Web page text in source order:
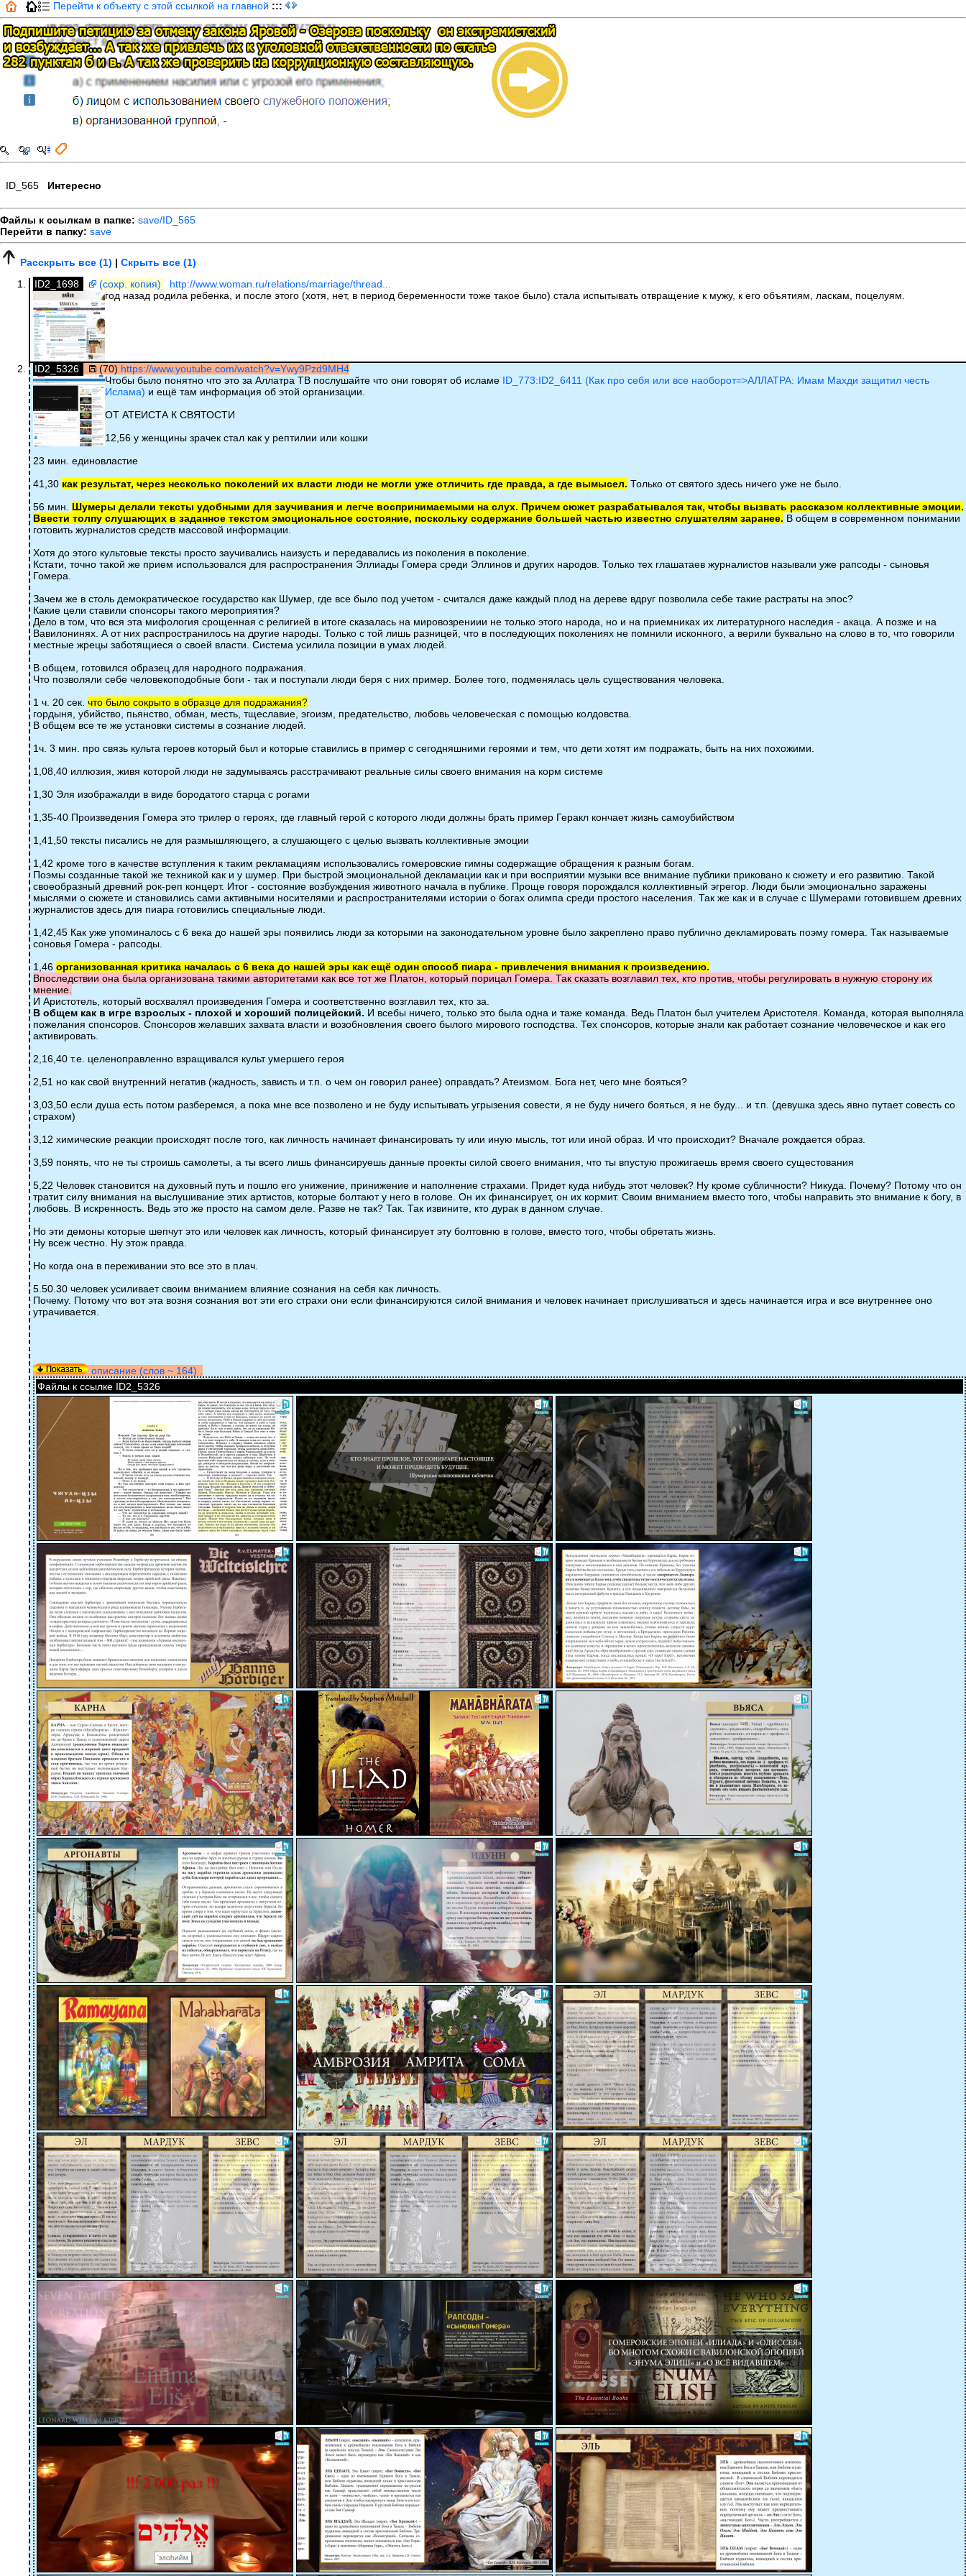
Перейти к объекту с этой ссылкой на главной :::
ID_565 Интересно
Файлы к ссылкам в папке: save/ID_565
Перейти в папку: save
Расскрыть все (1) | Скрыть все (1)
ID2_1698
(сохр. копия)
http://www.woman.ru/relations/marriage/thread...
год назад родила ребенка, и после этого (хотя, нет, в период беременности тоже такое было) стала испытывать отвращение к мужу, к его объятиям, ласкам, поцелуям.
ID2_5326 (70) https://www.youtube.com/watch?v=Ywy9Pzd9MH4
Чтобы было понятно что это за Аллатра ТВ послушайте что они говорят об исламе ID_773:ID2_6411 (Как про себя или все наоборот=>АЛЛАТРА: Имам Махди защитил честь
Ислама) и ещё там информация об этой организации.
ОТ АТЕИСТА К СВЯТОСТИ
12,56 у женщины зрачек стал как у рептилии или кошки
23 мин. единовластие
41,30 как результат, через несколько поколений их власти люди не могли уже отличить где правда, а где вымысел. Только от святого здесь ничего уже не было.
56 мин. Шумеры делали тексты удобными для заучивания и легче воспринимаемыми на слух. Причем сюжет разрабатывался так, чтобы вызвать рассказом коллективные эмоции.
Ввести толпу слушающих в заданное текстом эмоциональное состояние, поскольку содержание большей частью известно слушателям заранее. В общем в современном понимании
готовить журналистов средств массовой информации.
Хотя до этого культовые тексты просто заучивались наизусть и передавались из поколения в поколение.
Кстати, точно такой же прием использовался для распространения Эллиады Гомера среди Эллинов и других народов. Только тех глашатаев журналистов называли уже рапсоды - сыновья
Гомера.
Зачем же в столь демократическое государство как Шумер, где все было под учетом - считался даже каждый плод на дереве вдруг позволила себе такие растраты на эпос?
Какие цели ставили спонсоры такого мероприятия?
Дело в том, что вся эта мифология срощенная с религией в итоге сказалась на мировозрениии не только этого народа, но и на приемниках их литературного наследия - акаца. А позже и на
Вавилонинях. А от них распространилось на другие народы. Только с той лишь разницей, что в последующих поколениях не помнили исконного, а верили буквально на слово в то, что говорили
местные жрецы заботящиеся о своей власти. Система усилила позиции в умах людей.
В общем, готовился образец для народного подражания.
Что позволяли себе человекоподобные боги - так и поступали люди беря с них пример. Более того, подменялась цель существования человека.
1 ч. 20 сек. что было сокрыто в образце для подражания?
гордыня, убийство, пьянство, обман, месть, тщеславие, эгоизм, предательство, любовь человеческая с помощью колдовства.
В общем все те же установки системы в сознание людей.
1ч. 3 мин. про связь культа героев который был и которые ставились в пример с сегодняшними героями и тем, что дети хотят им подражать, быть на них похожими.
1,08,40 иллюзия, живя которой люди не задумываясь расстрачивают реальные силы своего внимания на корм системе
1,30 Эля изображалди в виде бородатого старца с рогами
1,35-40 Произведения Гомера это трилер о героях, где главный герой с которого люди должны брать пример Геракл кончает жизнь самоубийством
1,41,50 тексты писались не для размышляющего, а слушающего с целью вызвать коллективные эмоции
1,42 кроме того в качестве вступления к таким рекламациям использовались гомеровские гимны содержащие обращения к разным богам.
Поэмы созданные такой же техникой как и у шумер. При быстрой эмоциональной декламации как и при восприятии музыки все внимание публики приковано к сюжету и его развитию. Такой
своеобразный древний рок-реп концерт. Итог - состояние возбуждения животного начала в публике. Проще говоря порождался коллективный эгрегор. Люди были эмоционально заражены
мыслями о сюжете и становились сами активными носителями и распространителями истории о богах олимпа среди простого населения. Так же как и в случае с Шумерами готовившем древних
журналистов здесь для пиара готовились специальные люди.
1,42,45 Как уже упоминалось с 6 века до нашей эры появились люди за которыми на законодательном уровне было закреплено право публично декламировать поэму гомера. Так называемые
соновья Гомера - рапсоды.
1,46 организованная критика началась с 6 века до нашей эры как ещё один способ пиара - привлечения внимания к произведению.
Впоследствии она была организована такими авторитетами как все тот же Платон, который порицал Гомера. Так сказать возглавил тех, кто против, чтобы регулировать в нужную сторону их
мнение.
И Аристотель, который восхвалял произведения Гомера и соответственно возглавил тех, кто за.
В общем как в игре взрослых - плохой и хороший полицейский. И всебы ничего, только это была одна и таже команда. Ведь Платон был учителем Аристотеля. Команда, которая выполняла
пожелания спонсоров. Спонсоров желавших захвата власти и возобновления своего былого мирового господства. Тех спонсоров, которые знали как работает сознание человеческое и как его
активировать.
2,16,40 т.е. целеноправленно взращивался культ умершего героя
2,51 но как свой внутренний негатив (жадность, зависть и т.п. о чем он говорил ранее) оправдать? Атеизмом. Бога нет, чего мне бояться?
3,03,50 если душа есть потом разберемся, а пока мне все позволено и не буду испытывать угрызения совести, я не буду ничего бояться, я не буду... и т.п. (девушка здесь явно путает совесть со
страхом)
3,12 химические реакции происходят после того, как личность начинает финансировать ту или иную мысль, тот или иной образ. И что происходит? Вначале рождается образ.
3,59 понять, что не ты строишь самолеты, а ты всего лишь финансируешь данные проекты силой своего внимания, что ты впустую прожигаешь время своего сущестования
5,22 Человек становится на духовный путь и пошло его унижение, принижение и наполнение страхами. Придет куда нибудь этот человек? Ну кроме субличности? Никуда. Почему? Потому что он
тратит силу внимания на выслушивание этих артистов, которые болтают у него в голове. Он их финансирует, он их кормит. Своим вниманием вместо того, чтобы направить это внимание к богу, в
любовь. В искренность. Ведь это же просто на самом деле. Разве не так? Так. Так извините, кто дурак в данном случае.
Но эти демоны которые шепчут это или человек как личность, который финансирует эту болтовню в голове, вместо того, чтобы обретать жизнь.
Ну всеж честно. Ну этож правда.
Но когда она в переживании это все это в плач.
5.50.30 человек усиливает своим вниманием влияние сознания на себя как личность.
Почему. Потому что вот эта возня сознания вот эти его страхи они если финансируются силой внимания и человек начинает прислушиваться и здесь начинается игра и все внутреннее оно
утрачивается.
описание (слов ~ 164) .
Файлы к ссылке ID2_5326